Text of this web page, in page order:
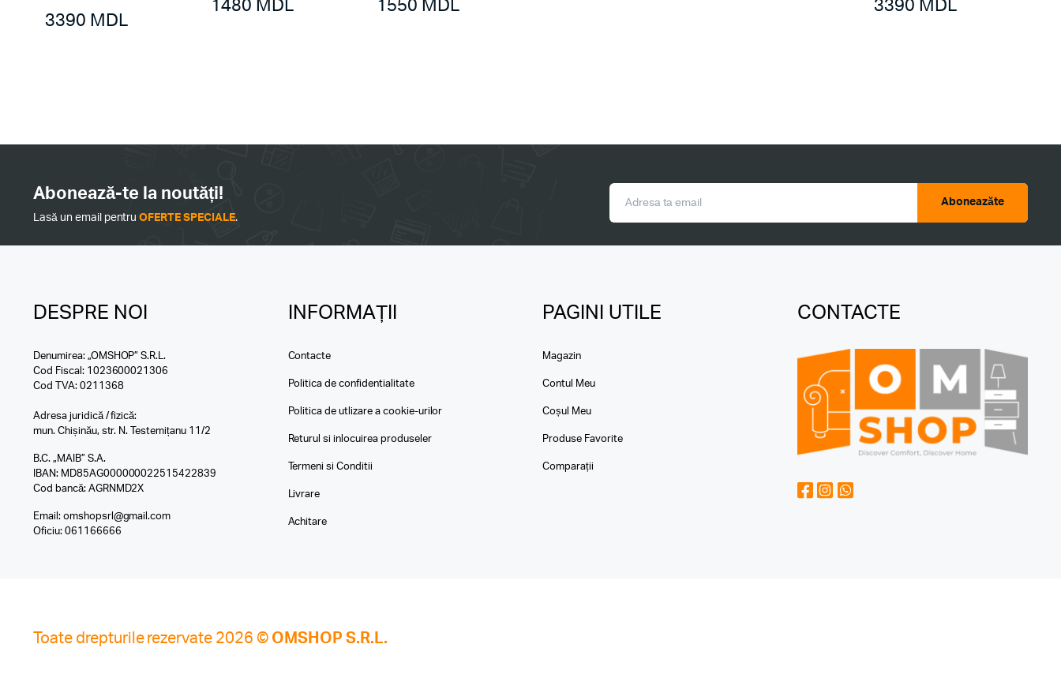
3390 MDL
1480 MDL 1550 MDL 3390 MDL
Abonează-te la noutăți!
Lasă un email pentruOFERTE SPECIALE.
Aboneazăte
DESPRE NOI
Denumirea: „OMSHOP” S.R.L.
Cod Fiscal: 1023600021306
Cod TVA: 0211368
Adresa juridică / fizică:
mun. Chișinău, str. N. Testemițanu 11/2
B.C. „MAIB” S.A.
IBAN: MD85AG000000022515422839
Cod bancă: AGRNMD2X
Email: omshopsrl@gmail.com
Oficiu: 061166666
INFORMAȚII
Contacte
Politica de confidentialitate
Politica de utlizare a cookie-urilor
Returul si inlocuirea produseler
Termeni si Conditii
Livrare
Achitare
PAGINI UTILE
Magazin
Contul Meu
Coșul Meu
Produse Favorite
Comparații
CONTACTE
Toate drepturile rezervate 2026 © OMSHOP S.R.L.